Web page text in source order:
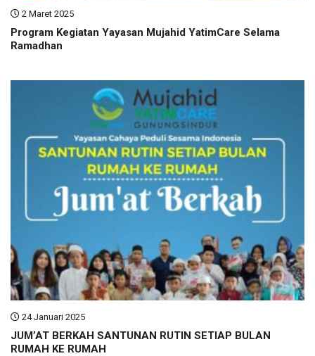
2 Maret 2025
Program Kegiatan Yayasan Mujahid YatimCare Selama
Ramadhan
24 Januari 2025
JUM’AT BERKAH SANTUNAN RUTIN SETIAP BULAN
RUMAH KE RUMAH